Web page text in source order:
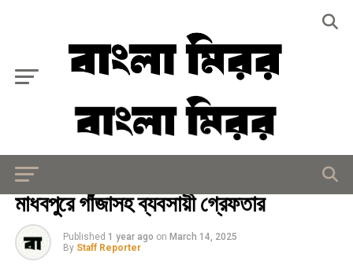
আইন - আদালত
মাধবপুরে গাঁজাসহ ব্যবসায়ী গ্রেফতার
Published 1 year ago on March 14, 2025
By Staff Reporter